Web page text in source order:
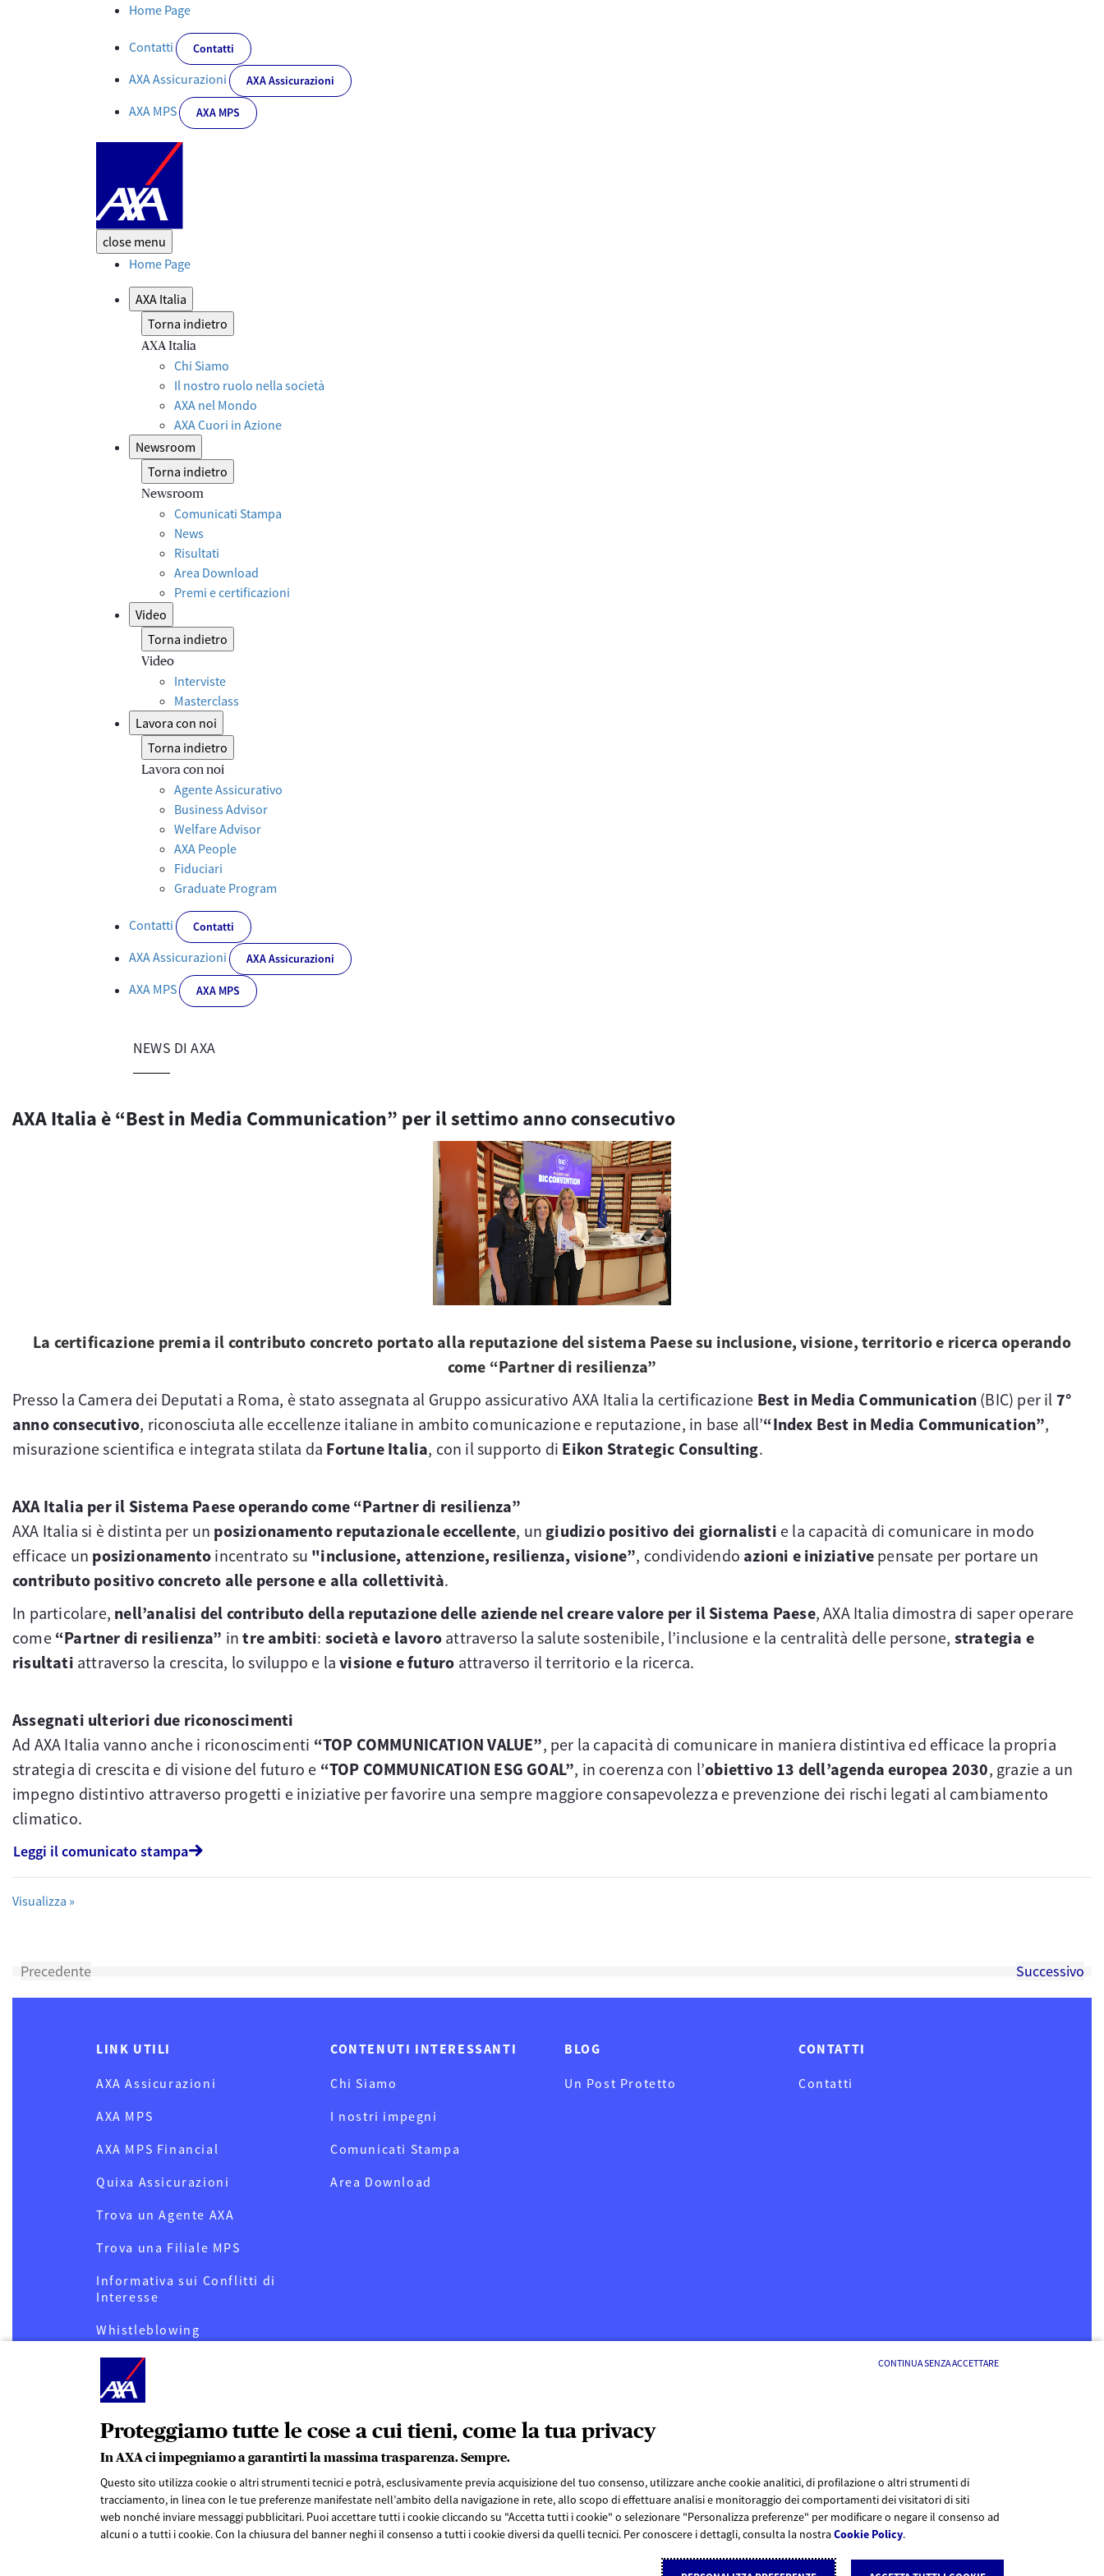
Proteggiamo tutte le cose a cui tieni, come la tua privacy
In AXA ci impegniamo a garantirti la massima trasparenza. Sempre.
Questo sito utilizza cookie o altri strumenti tecnici e potrà, esclusivamente previa acquisizione del tuo consenso, utilizzare anche cookie analitici, di profilazione o altri strumenti di
tracciamento, in linea con le tue preferenze manifestate nell’ambito della navigazione in rete, allo scopo di effettuare analisi e monitoraggio dei comportamenti dei visitatori di siti
web nonché inviare messaggi pubblicitari. Puoi accettare tutti i cookie cliccando su "Accetta tutti i cookie" o selezionare "Personalizza preferenze" per modificare o negare il consenso ad
alcuni o a tutti i cookie. Con la chiusura del banner neghi il consenso a tutti i cookie diversi da quelli tecnici. Per conoscere i dettagli, consulta la nostraCookie Policy.
CONTINUA SENZA ACCETTARE
Dettaglio News - CorporateHome Page
Contatti Contatti
AXA Assicurazioni AXA Assicurazioni
AXA MPS AXA MPS
close menu
Home Page
AXA Italia
Torna indietro
AXA Italia
Chi Siamo
Il nostro ruolo nella società
AXA nel Mondo
AXA Cuori in Azione
Newsroom
Torna indietro
Newsroom
Comunicati Stampa
News
Risultati
Area Download
Premi e certificazioni
Video
Torna indietro
Video
Interviste
Masterclass
Lavora con noi
Torna indietro
Lavora con noi
Agente Assicurativo
Business Advisor
Welfare Advisor
AXA People
Fiduciari
Graduate Program
Contatti Contatti
AXA Assicurazioni AXA Assicurazioni
AXA MPS AXA MPS
NEWS DI AXA
AXA Italia è “Best in Media Communication” per il settimo anno consecutivo
La certificazione premia il contributo concreto portato alla reputazione del sistema Paese su inclusione, visione, territorio e ricerca operando
come “Partner di resilienza”
Presso la Camera dei Deputati a Roma, è stato assegnata al Gruppo assicurativo AXA Italia la certificazione Best in Media Communication (BIC) per il 7°
anno consecutivo, riconosciuta alle eccellenze italiane in ambito comunicazione e reputazione, in base all’“Index Best in Media Communication”,
misurazione scientifica e integrata stilata da Fortune Italia, con il supporto di Eikon Strategic Consulting.
AXA Italia per il Sistema Paese operando come “Partner di resilienza”
AXA Italia si è distinta per un posizionamento reputazionale eccellente, un giudizio positivo dei giornalisti e la capacità di comunicare in modo
efficace un posizionamento incentrato su "inclusione, attenzione, resilienza, visione”, condividendo azioni e iniziative pensate per portare un
contributo positivo concreto alle persone e alla collettività.
In particolare, nell’analisi del contributo della reputazione delle aziende nel creare valore per il Sistema Paese, AXA Italia dimostra di saper operare
come “Partner di resilienza” intre ambiti: società e lavoro attraverso la salute sostenibile, l’inclusione e la centralità delle persone, strategia e
risultati attraverso la crescita, lo sviluppo e lavisione e futuro attraverso il territorio e la ricerca.
Assegnati ulteriori due riconoscimenti
Ad AXA Italia vanno anche i riconoscimenti “TOP COMMUNICATION VALUE”, per la capacità di comunicare in maniera distintiva ed efficace la propria
strategia di crescita e di visione del futuro e “TOP COMMUNICATION ESG GOAL”, in coerenza con l’obiettivo 13 dell’agenda europea 2030, grazie a un
impegno distintivo attraverso progetti e iniziative per favorire una sempre maggiore consapevolezza e prevenzione dei rischi legati al cambiamento
climatico.
Leggi il comunicato stampa
Visualizza »
Precedente Successivo
LINK UTILI
AXA Assicurazioni
AXA MPS
AXA MPS Financial
Quixa Assicurazioni
Trova un Agente AXA
Trova una Filiale MPS
Informativa sui Conflitti di
Interesse
Whistleblowing
Privacy
Cookies
Note legali
Diritto all’oblio oncologico
CONTENUTI INTERESSANTI
Chi Siamo
I nostri impegni
Comunicati Stampa
Area Download
BLOG
Un Post Protetto
CONTATTI
Contatti
SEGUICI SU